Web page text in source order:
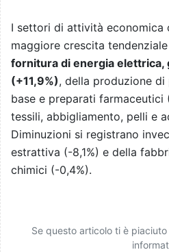
I settori di attività economica
maggiore crescita
fornitura di energia elettrica,
(+11,9%), della produzione
base e preparati farmaceutici
tessili, abbigliamento, pelli e
Diminuzioni si registrano
estrattiva (-8,1%) e della
chimici (-0,4%).
Se questo articolo ti è